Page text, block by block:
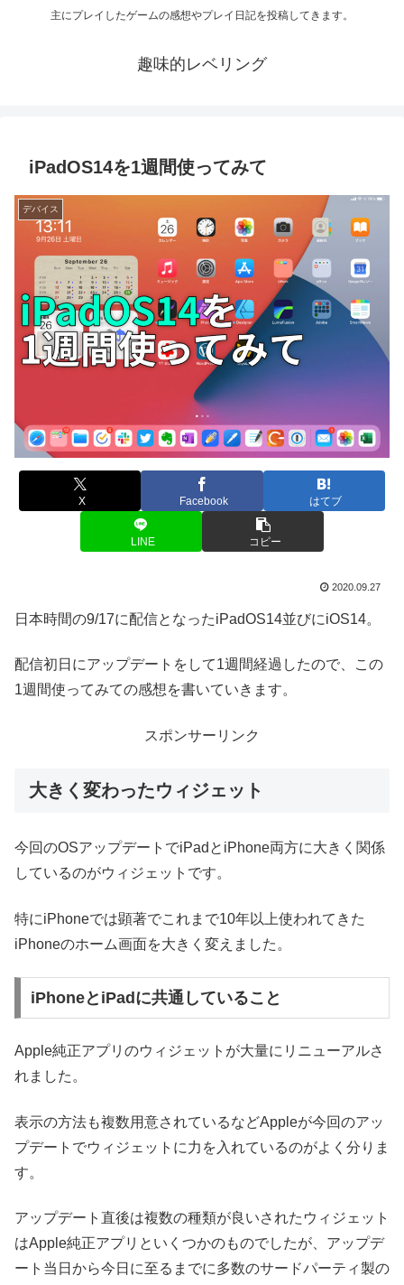
主にプレイしたゲームの感想やプレイ日記を投稿してきます。
趣味的レベリング
iPadOS14を1週間使ってみて
デバイス
X Facebook はてブ
LINE コピー
2020.09.27
日本時間の9/17に配信となったiPadOS14並びにiOS14。
配信初日にアップデートをして1週間経過したので、この
1週間使ってみての感想を書いていきます。
スポンサーリンク
大きく変わったウィジェット
今回のOSアップデートでiPadとiPhone両方に大きく関係
しているのがウィジェットです。
特にiPhoneでは顕著でこれまで10年以上使われてきた
iPhoneのホーム画面を大きく変えました。
iPhoneとiPadに共通していること
Apple純正アプリのウィジェットが大量にリニューアルさ
れました。
表示の方法も複数用意されているなどAppleが今回のアッ
プデートでウィジェットに力を入れているのがよく分りま
す。
アップデート直後は複数の種類が良いされたウィジェット
はApple純正アプリといくつかのものでしたが、アップデ
ート当日から今日に至るまでに多数のサードパーティ製の